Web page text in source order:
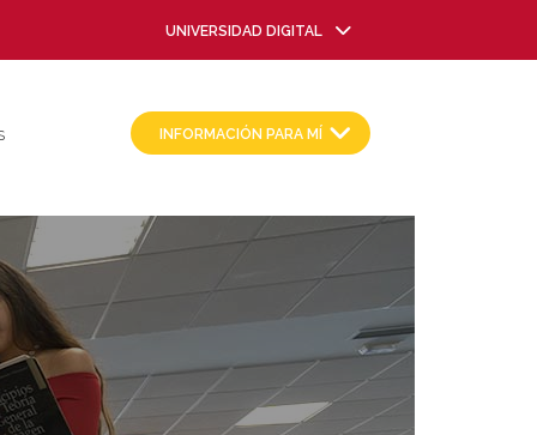
UNIVERSIDAD DIGITAL
INFORMACIÓN PARA MÍ